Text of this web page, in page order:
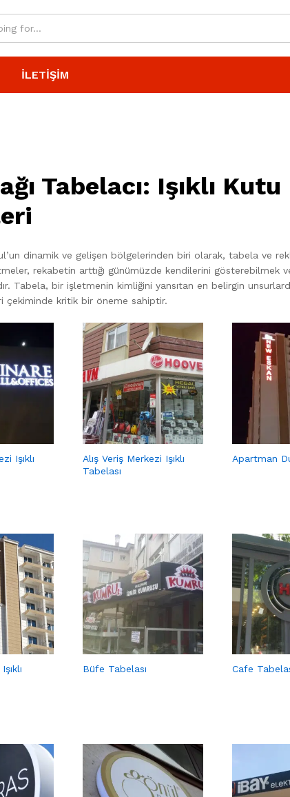
İLETIŞIM
Tabelacı: Işıklı
dinamik ve gelişen bölgelerinden biri olarak, tabela ve
rekabetin arttığı günümüzde kendilerini
Tabela, bir işletmenin kimliğini yansıtan en belirgin
çekiminde kritik bir öneme sahiptir.
Işıklı
Alış Veriş Merkezi Işıklı
Tabelası
Apartman
Büfe Tabelası Cafe